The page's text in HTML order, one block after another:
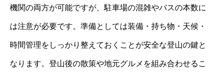
機関の両方が可能ですが、駐車場の混雑やバスの本数に
は注意が必要です。準備としては装備・持ち物・天候・
時間管理をしっかり整えておくことが安全な登山の鍵と
なります。登山後の散策や地元グルメを組み合わせるこ